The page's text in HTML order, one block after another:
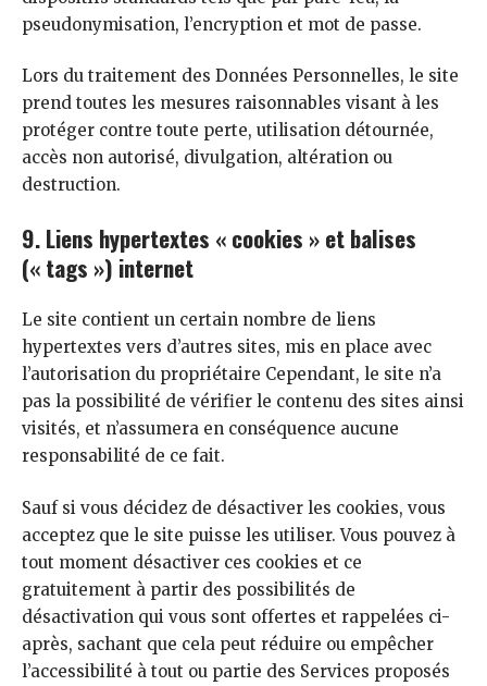
pseudonymisation, l’encryption et mot de passe.
Lors du traitement des Données Personnelles, le site
prend toutes les mesures raisonnables visant à les
protéger contre toute perte, utilisation détournée,
accès non autorisé, divulgation, altération ou
destruction.
9. Liens hypertextes « cookies » et balises
(« tags ») internet
Le site contient un certain nombre de liens
hypertextes vers d’autres sites, mis en place avec
l’autorisation du propriétaire Cependant, le site n’a
pas la possibilité de vérifier le contenu des sites ainsi
visités, et n’assumera en conséquence aucune
responsabilité de ce fait.
Sauf si vous décidez de désactiver les cookies, vous
acceptez que le site puisse les utiliser. Vous pouvez à
tout moment désactiver ces cookies et ce
gratuitement à partir des possibilités de
désactivation qui vous sont offertes et rappelées ci-
après, sachant que cela peut réduire ou empêcher
l’accessibilité à tout ou partie des Services proposés